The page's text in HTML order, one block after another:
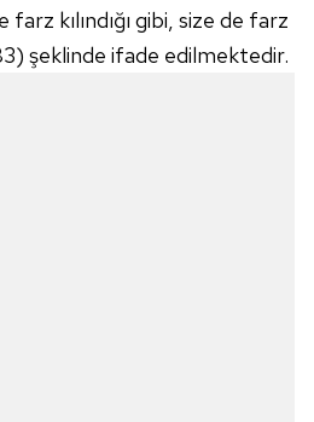
kılındığı gibi, size de farz
şeklinde ifade edilmektedir.